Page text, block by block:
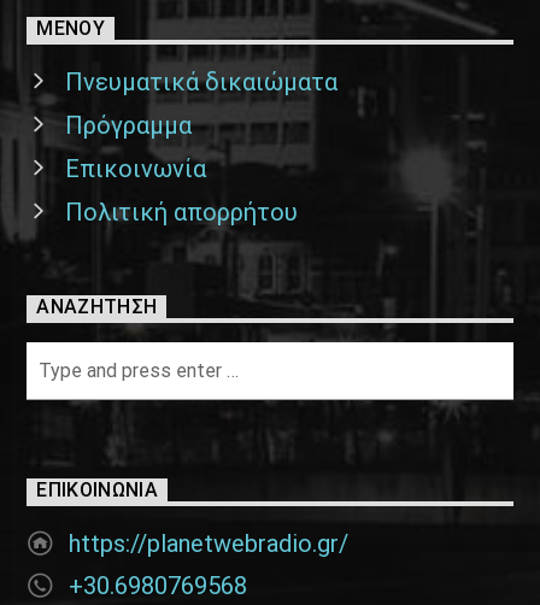
ΜΕΝΟΥ
Πνευματικά δικαιώματα
Πρόγραμμα
Επικοινωνία
Πολιτική απορρήτου
ΑΝΑΖΉΤΗΣΗ
ΕΠΙΚΟΙΝΩΝΊΑ
https://planetwebradio.gr/
+30.6980769568